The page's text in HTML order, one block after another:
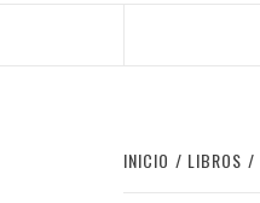
INICIO LIBROS